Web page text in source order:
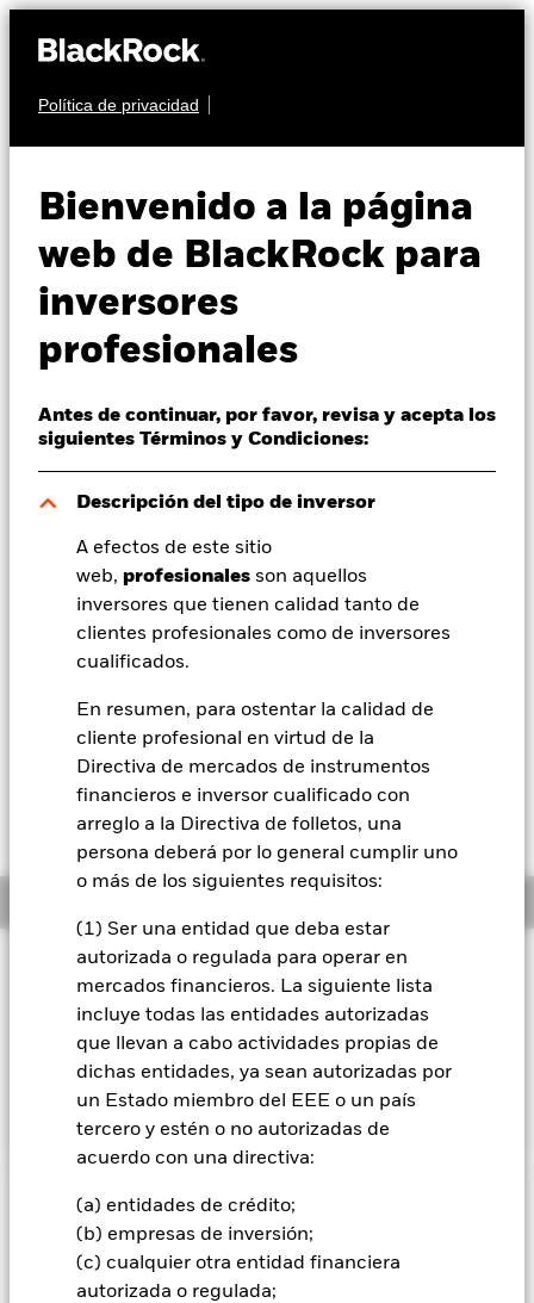
Política de privacidad
Bienvenido a la página
web de BlackRock para
inversores
profesionales
Antes de continuar, por favor, revisa y acepta los
siguientes Términos y Condiciones:
Descripción del tipo de inversor
A efectos de este sitio
web, profesionales son aquellos
inversores que tienen calidad tanto de
clientes profesionales como de inversores
cualificados.
En resumen, para ostentar la calidad de
cliente profesional en virtud de la
Directiva de mercados de instrumentos
financieros e inversor cualificado con
arreglo a la Directiva de folletos, una
persona deberá por lo general cumplir uno
o más de los siguientes requisitos:
(1) Ser una entidad que deba estar
autorizada o regulada para operar en
mercados financieros. La siguiente lista
incluye todas las entidades autorizadas
que llevan a cabo actividades propias de
dichas entidades, ya sean autorizadas por
un Estado miembro del EEE o un país
tercero y estén o no autorizadas de
acuerdo con una directiva:
(a) entidades de crédito;
(b) empresas de inversión;
(c) cualquier otra entidad financiera
autorizada o regulada;
Perspectivas
Visión de mercado
Educación
Profesionales
España
Change location
BlackRock
iShares
Nuestra compañía
Europe Screened
UCITS ETF
EUR 9,13
Variación del valor liquidativo a 06 ago 2026
EUR 0,02 (0,17%)
Rentabilidad total medida con valor liquidativo a 06 ago 2026
13,01%
Recuerde que, el 1 de marzo de 2023, el índice
de referencia se sometió a una mejora.
noticias de las autoridades reguladoras)
Filosofía de inversión
El Fondo tiene por objetivo obtener una rentabilidad de su
inversión, a través de una combinación de revalorización del
capital y rendimientos de los activos del Fondo, que refleje la
rentabilidad del MSCI Europe Screened Index, el índice de
referencia del Fondo (Índice).
INFORMACIÓN IMPORTANTE: Capital en Riesgo.
de las inversiones y los ingresos derivados de ellas pueden
subir o bajar, y no están garantizados. Es posible que los
inversores no recuperen la cantidad invertida originalmente.